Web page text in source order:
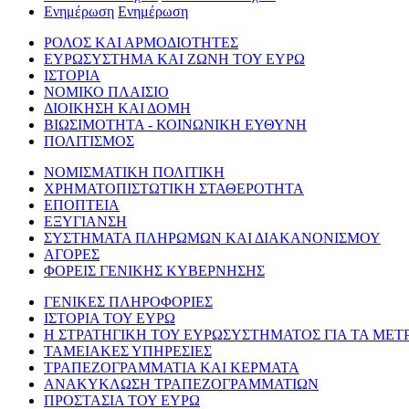
Ενημέρωση Ενημέρωση
ΡΟΛΟΣ ΚΑΙ ΑΡΜΟΔΙΟΤΗΤΕΣ
ΕΥΡΩΣΥΣΤΗΜΑ ΚΑΙ ΖΩΝΗ ΤΟΥ ΕΥΡΩ
ΙΣΤΟΡΙΑ
ΝΟΜΙΚΟ ΠΛΑΙΣΙΟ
ΔΙΟΙΚΗΣΗ ΚΑΙ ΔΟΜΗ
ΒΙΩΣΙΜΟΤΗΤΑ - ΚΟΙΝΩΝΙΚΗ ΕΥΘΥΝΗ
ΠΟΛΙΤΙΣΜΟΣ
ΝΟΜΙΣΜΑΤΙΚΗ ΠΟΛΙΤΙΚΗ
ΧΡΗΜΑΤΟΠΙΣΤΩΤΙΚΗ ΣΤΑΘΕΡΟΤΗΤΑ
ΕΠΟΠΤΕΙΑ
ΕΞΥΓΙΑΝΣΗ
ΣΥΣΤΗΜΑΤΑ ΠΛΗΡΩΜΩΝ ΚΑΙ ΔΙΑΚΑΝΟΝΙΣΜΟΥ
ΑΓΟΡΕΣ
ΦΟΡΕΙΣ ΓΕΝΙΚΗΣ ΚΥΒΕΡΝΗΣΗΣ
ΓΕΝΙΚΕΣ ΠΛΗΡΟΦΟΡΙΕΣ
ΙΣΤΟΡΙΑ ΤΟΥ ΕΥΡΩ
Η ΣΤΡΑΤΗΓΙΚΗ ΤΟΥ ΕΥΡΩΣΥΣΤΗΜΑΤΟΣ ΓΙΑ ΤΑ
ΤΑΜΕΙΑΚΕΣ ΥΠΗΡΕΣΙΕΣ
ΤΡΑΠΕΖΟΓΡΑΜΜΑΤΙΑ ΚΑΙ ΚΕΡΜΑΤΑ
ΑΝΑΚΥΚΛΩΣΗ ΤΡΑΠΕΖΟΓΡΑΜΜΑΤΙΩΝ
ΠΡΟΣΤΑΣΙΑ ΤΟΥ ΕΥΡΩ